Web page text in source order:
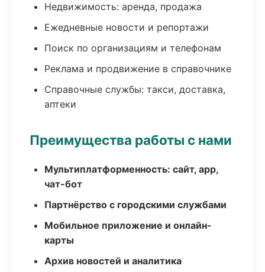
Недвижимость: аренда, продажа
Ежедневные новости и репортажи
Поиск по организациям и телефонам
Реклама и продвижение в справочнике
Справочные службы: такси, доставка,
аптеки
Преимущества работы с нами
Мультиплатформенность: сайт, app,
чат-бот
Партнёрство с городскими службами
Мобильное приложение и онлайн-
карты
Архив новостей и аналитика